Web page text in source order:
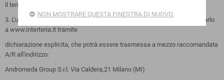
il termine di 14 giorni decorre dalla data di ricezione dell'ultimo prodotto.
3. L'utente che intendesse esercitare il diritto di recesso dovrà comunicarlo
a www.interteria.it tramite
dichiarazione esplicita, che potrà essere trasmessa a mezzo raccomandata
A/R all'indirizzo:
Andromeda Group S.r.l. Via Caldera,21 Milano (MI)
NON MOSTRARE QUESTA FINESTRA DI NUOVO.